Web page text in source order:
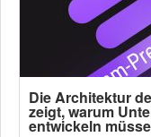
Die Architektur
zeigt, warum
entwickeln